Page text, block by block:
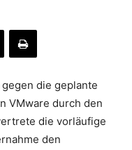
die geplante
VMware durch den
die vorläufige
den